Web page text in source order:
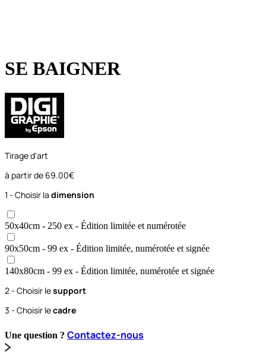
SE BAIGNER
Tirage d'art
à partir de 69.00€
1 - Choisir la dimension
50x40cm - 250 ex - Édition limitée et numérotée
90x50cm - 99 ex - Édition limitée, numérotée et signée
140x80cm - 99 ex - Édition limitée, numérotée et signée
2 - Choisir lesupport
3 - Choisir lecadre
Une question ? Contactez-nous